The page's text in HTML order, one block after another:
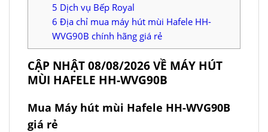
5 Dịch vụ Bếp Royal
6 Địa chỉ mua máy hút mùi Hafele HH-
WVG90B chính hãng giá rẻ
CẬP NHẬT 08/08/2026 VỀ MÁY HÚT
MÙI HAFELE HH-WVG90B
Mua Máy hút mùi Hafele HH-WVG90B
giá rẻ